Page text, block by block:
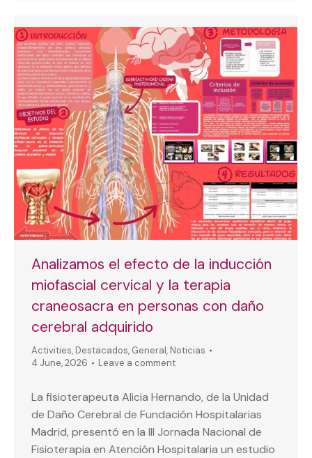
Analizamos el efecto de la inducción
miofascial cervical y la terapia
craneosacra en personas con daño
cerebral adquirido
Activities, Destacados, General, Noticias
4 June, 2026
Leave a comment
La fisioterapeuta Alicia Hernando, de la Unidad
de Daño Cerebral de Fundación Hospitalarias
Madrid, presentó en la III Jornada Nacional de
Fisioterapia en Atención Hospitalaria un estudio